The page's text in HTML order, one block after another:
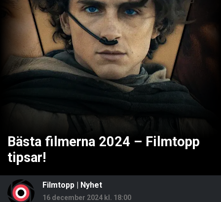
Bästa filmerna 2024 – Filmtopp
tipsar!
Filmtopp | Nyhet
16 december 2024 kl. 18:00